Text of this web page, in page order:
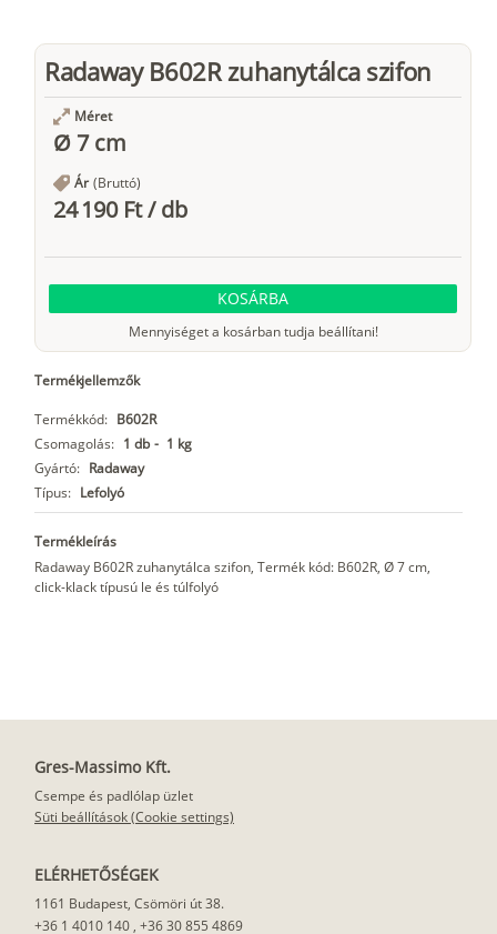
Radaway B602R zuhanytálca szifon
Méret
Ø 7 cm
Ár (Bruttó)
24 190 Ft/db
KOSÁRBA
Mennyiséget a kosárban tudja beállítani!
Termékjellemzők
Termékkód: B602R
Csomagolás: 1 db - 1 kg
Gyártó: Radaway
Típus: Lefolyó
Termékleírás
Radaway B602R zuhanytálca szifon, Termék kód: B602R, Ø 7 cm,
click-klack típusú le és túlfolyó
Gres-Massimo Kft.
Csempe és padlólap üzlet
Süti beállítások (Cookie settings)
ELÉRHETŐSÉGEK
1161 Budapest, Csömöri út 38.
+36 1 4010 140, +36 30 855 4869